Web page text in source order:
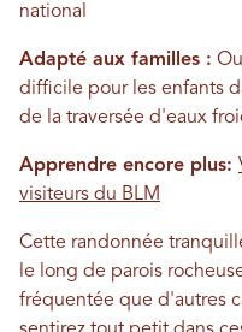
national
Adapté aux familles :
difficile pour les enfants
de la traversée d'eaux
Apprendre encore plus:
visiteurs du BLM
Cette randonnée
le long de parois
fréquentée que d'autres